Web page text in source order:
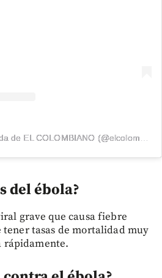
del ébola?
grave que causa fiebre
tasas de mortalidad muy
rápidamente.